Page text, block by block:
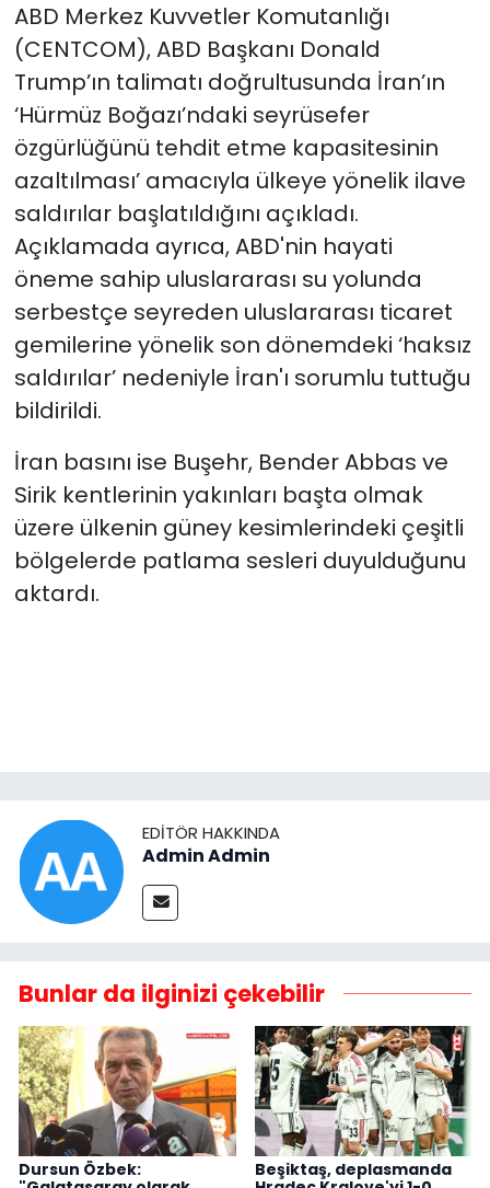
ABD Merkez Kuvvetler Komutanlığı
(CENTCOM), ABD Başkanı Donald
Trump’ın talimatı doğrultusunda İran’ın
‘Hürmüz Boğazı’ndaki seyrüsefer
özgürlüğünü tehdit etme kapasitesinin
azaltılması’ amacıyla ülkeye yönelik ilave
saldırılar başlatıldığını açıkladı.
Açıklamada ayrıca, ABD'nin hayati
öneme sahip uluslararası su yolunda
serbestçe seyreden uluslararası ticaret
gemilerine yönelik son dönemdeki ‘haksız
saldırılar’ nedeniyle İran'ı sorumlu tuttuğu
bildirildi.
İran basını ise Buşehr, Bender Abbas ve
Sirik kentlerinin yakınları başta olmak
üzere ülkenin güney kesimlerindeki çeşitli
bölgelerde patlama sesleri duyulduğunu
aktardı.
EDITÖR HAKKINDA
Admin Admin
Bunlar da ilginizi çekebilir
Dursun Özbek:
Beşiktaş, deplasmanda